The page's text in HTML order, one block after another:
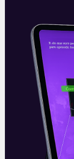
A
ano de